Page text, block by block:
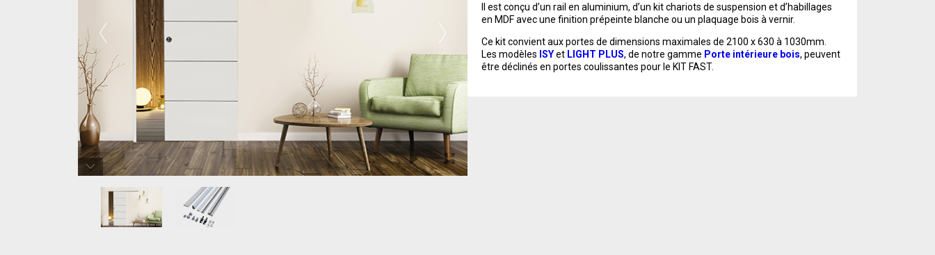
Il est conçu d’un rail en aluminium, d’un kit chariots de suspension et d’habillages
en MDF avec une finition prépeinte blanche ou un plaquage bois à vernir.
Ce kit convient aux portes de dimensions maximales de 2100 x 630 à 1030mm.
Les modèles ISYet LIGHT PLUS, de notre gamme Porte intérieure bois, peuvent
être déclinés en portes coulissantes pour le KIT FAST.